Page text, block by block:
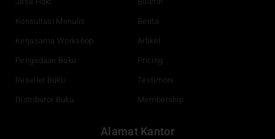
Konsultasi Menulis
Kerjasama Workshop
Pengadaan Buku
Reseller Buku
Distributor Buku
Berita
Artikel
Pricing
Testimoni
Membership
Alamat Kantor